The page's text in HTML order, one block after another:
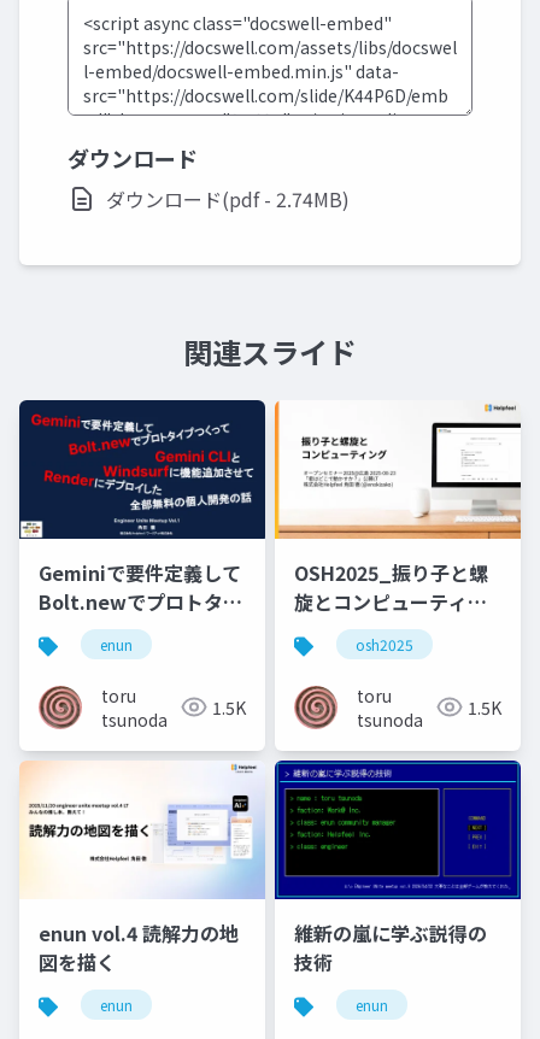
ダウンロード
ダウンロード(pdf - 2.74MB)
関連スライド
Geminiで要件定義して
Bolt.newでプロトタイ
プつくってGemini CLI
とWindsurfに機能追加
させてRenderにデプロ
イした全部無料の個人
開発の話
enun
toru
tsunoda
1.5K
OSH2025_振り子と螺
旋とコンピューティン
グ
osh2025
toru
tsunoda
1.5K
enun vol.4 読解力の地
図を描く
enun
維新の嵐に学ぶ説得の
技術
enun